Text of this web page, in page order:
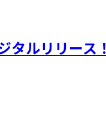
ルリリース！